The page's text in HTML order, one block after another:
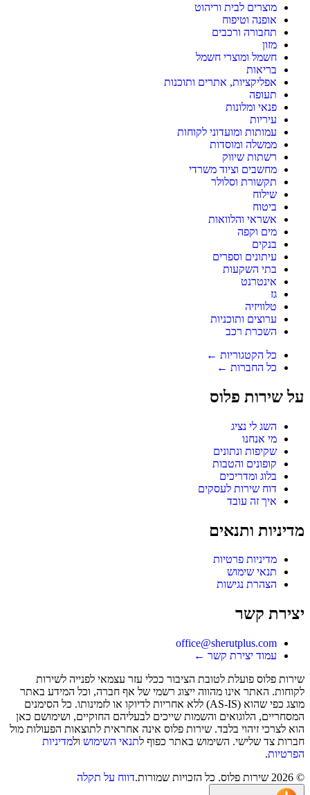
מוצרים לבית וריהוט
אופנה וטיפוח
תחבורה ורכבים
מזון
חשמל ומוצרי חשמל
בריאות
אפליקציות, אתרים ותוכנות
תעופה
פנאי ומלונות
עיריות
עמותות ומועדוני לקוחות
ממשלה ומוסדות
רשתות שיווק
מחשבים וציוד משרדי
תקשורת וסלולר
שילוח
ביטוח
אשראי והלוואות
מים וקפה
בנקים
עיתונים וספרים
בתי השקעות
אינטרנט
גז
טלוויזיה
ערוצים ותוכניות
השכרת רכב
כל הקטגוריות ←
כל החברות ←
על שירות פלוס
השג לי נציג
מי אנחנו
שקיפות ונתונים
קופונים והטבות
בלוג ומדריכים
דוח שירות לעסקים
איך זה עובד
מדיניות ותנאים
מדיניות פרטיות
תנאי שימוש
הצהרת נגישות
יצירת קשר
office@sherutplus.com
עמוד יצירת קשר ←
שירות פלוס פועלת לטובת הציבור ככלי עזר עצמאי לפנייה לשירות
לקוחות. האתר אינו מהווה ייצוג רשמי של אף חברה, וכל המידע באתר
מוצג כפי שהוא (AS-IS) ללא אחריות לדיוקו או לזמינותו. כל הסימנים
המסחריים, הלוגואים והשמות שייכים לבעליהם החוקיים, ושימושם כאן
הוא לצרכי זיהוי בלבד. שירות פלוס אינה אחראית לתוצאות הפעולות מול
חברות צד שלישי. השימוש באתר כפוף לתנאי השימוש ולמדיניות
הפרטיות.
©
2026 שירות פלוס. כל הזכויות שמורות.דווח על תקלה